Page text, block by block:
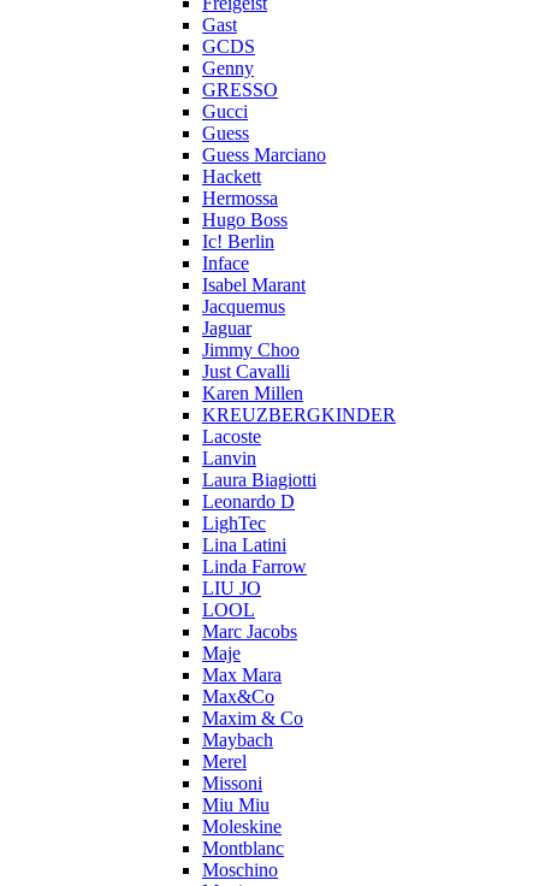
Gast
GCDS
Genny
GRESSO
Gucci
Guess
Guess Marciano
Hackett
Hermossa
Hugo Boss
Ic! Berlin
Inface
Isabel Marant
Jacquemus
Jaguar
Jimmy Choo
Just Cavalli
Karen Millen
KREUZBERGKINDER
Lacoste
Lanvin
Laura Biagiotti
Leonardo D
LighTec
Lina Latini
Linda Farrow
LIU JO
LOOL
Marc Jacobs
Maje
Max Mara
Max&Co
Maxim & Co
Maybach
Merel
Missoni
Miu Miu
Moleskine
Montblanc
Moschino